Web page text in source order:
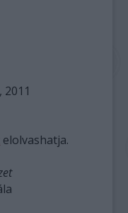
elolvashatja.